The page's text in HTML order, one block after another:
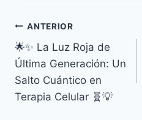
Navegación
de
entradas
ANTERIOR
🌟✨ La Luz Roja de
Última Generación: Un
Salto Cuántico en
Terapia Celular 🧬💡